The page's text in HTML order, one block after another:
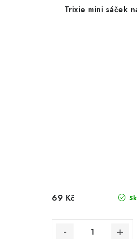
Trixie mini sáček
69 Kč